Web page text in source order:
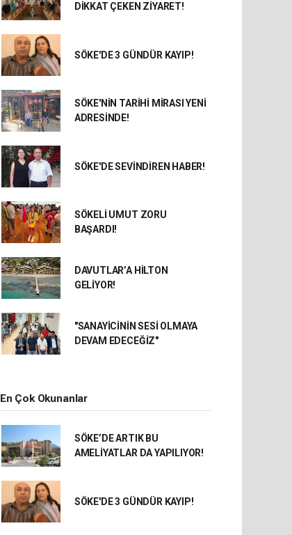
DİKKAT ÇEKEN ZİYARET!
SÖKE'DE 3 GÜNDÜR KAYIP!
SÖKE'NİN TARİHİ MİRASI YENİ
ADRESİNDE!
SÖKE'DE SEVİNDİREN HABER!
SÖKELİ UMUT ZORU
BAŞARDI!
DAVUTLAR’A HİLTON
GELİYOR!
"SANAYİCİNİN SESİ OLMAYA
DEVAM EDECEĞİZ"
En Çok Okunanlar
SÖKE’DE ARTIK BU
AMELİYATLAR DA YAPILIYOR!
SÖKE'DE 3 GÜNDÜR KAYIP!